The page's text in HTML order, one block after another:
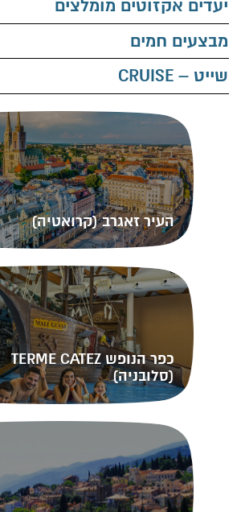
יעדים אקזוטים מומלצים
מלדיביים
מקסיקו
סרילנקה
דובאי והאמירויות
טיולים בתאילנד
תאילנד עם ילדים
אטרקציות
יעדים במקסיקו
מבצעים חמים
שייט – CRUISE
Royal Caribbean
Carnival
העיר זאגרב (קרואטיה)
כפר הנופש TERME CATEZ
(סלובניה)